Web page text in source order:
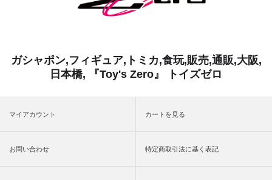
ガシャポン,フィギュア,トミカ,食玩,販売,通販,大阪,
日本橋, 『Toy's Zero』 トイズゼロ
マイアカウント カートを見る
お問い合わせ 特定商取引法に基く表記